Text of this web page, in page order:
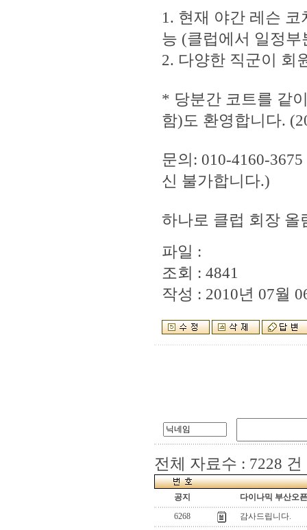
1. 현재 야간 레슨
능 (클럽에서 일정부
2. 다양한 직군이 회
* 당분간 코트를 같
함)도 환영합니다.
문의: 010-4160-
신 불가합니다.)
하나로 클럽 회장 올
파일 :
조회 : 4841
작성 : 2010년 07월
전체 자료수 : 7228 건
공지
다이나믹 부산오
6268
감사드립니다.